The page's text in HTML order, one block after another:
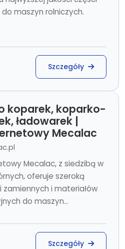
maszyn rolniczych.
Szczegóły
koparek, koparko-
ładowarek |
Mecalac
Mecalac, z siedzibą w
oferuje szeroką
zamiennych i materiałów
do maszyn...
Szczegóły